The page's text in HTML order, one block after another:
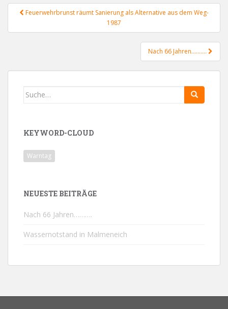
Beitragsnavigation
Feuerwehrbrunst räumt Sanierung als Alternative aus dem Weg-
1987
Nach 66 Jahren……….
Search
KEYWORD-CLOUD
Warntag
NEUESTE BEITRÄGE
Nach 66 Jahren……….
Wassernotstand in Malmeneich